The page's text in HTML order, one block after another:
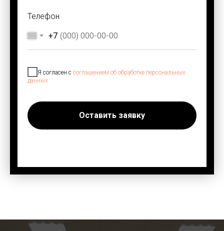
Телефон
+7
Я согласен с соглашением об обработке персональных
данных
Оставить заявку